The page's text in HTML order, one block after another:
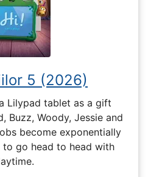
5 (2026)
Lilypad tablet as a gift
Buzz, Woody, Jessie and
become exponentially
to go head to head with